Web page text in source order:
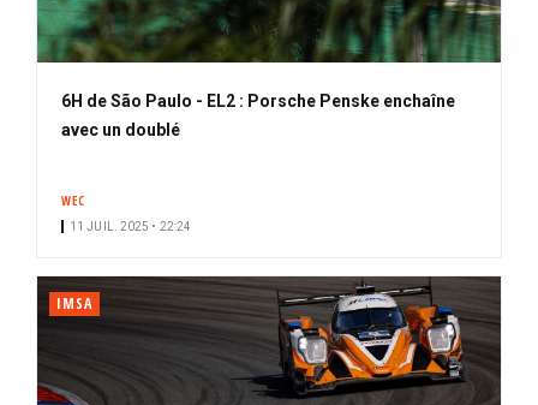
6H de São Paulo - EL2 : Porsche Penske enchaîne
avec un doublé
WEC
11 JUIL. 2025 • 22:24
IMSA